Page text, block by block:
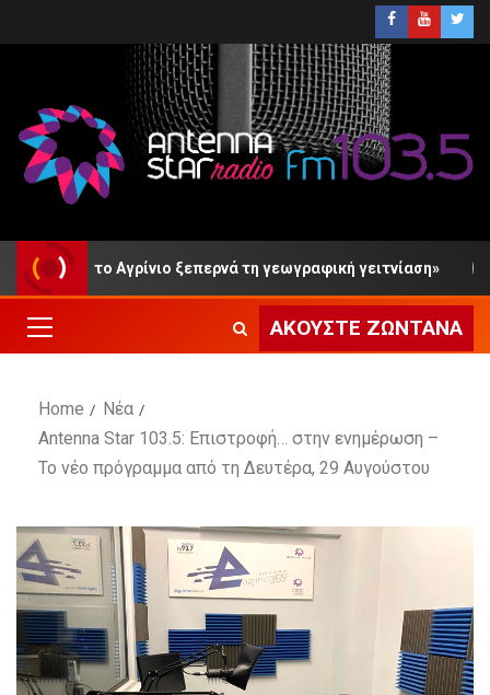
το Αγρίνιο ξεπερνά τη γεωγραφική γειτνίαση»
ΑΚΟΎΣΤΕ ΖΩΝΤΑΝΆ
Home
Νέα
Antenna Star 103.5: Επιστροφή… στην ενημέρωση –
Το νέο πρόγραμμα από τη Δευτέρα, 29 Αυγούστου